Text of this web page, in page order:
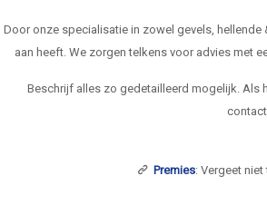
Door onze specialisatie in zowel gevels,
aan heeft. We zorgen telkens voor advies met
Beschrijf alles zo gedetailleerd mogelijk. Als
Premies: Vergeet